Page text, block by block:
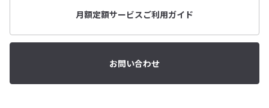
月額定額サービスご利用ガイド
お問い合わせ